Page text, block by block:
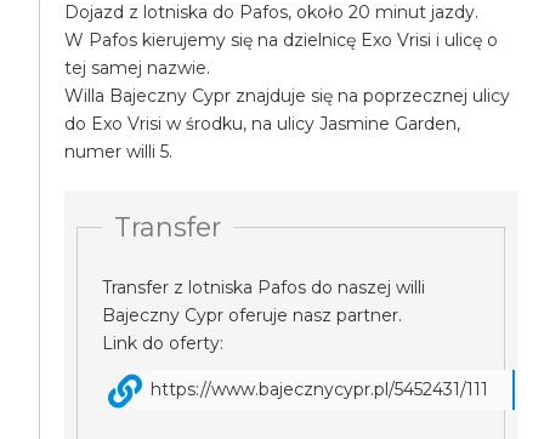
Dojazd z lotniska do Pafos, około 20 minut jazdy.
W Pafos kierujemy się na dzielnicę Exo Vrisi i ulicę o
tej samej nazwie.
Willa Bajeczny Cypr znajduje się na poprzecznej ulicy
do Exo Vrisi w środku, na ulicy Jasmine Garden,
numer willi 5.
Transfer
Transfer z lotniska Pafos do naszej willi
Bajeczny Cypr oferuje nasz partner.
Link do oferty:
https://www.bajecznycypr.pl/5452431/111